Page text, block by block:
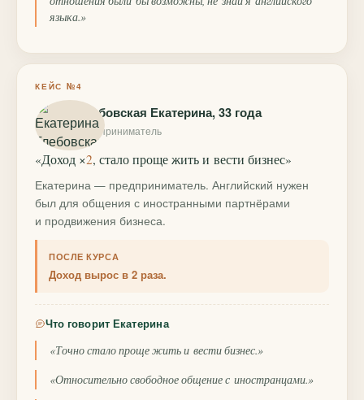
языка.»
КЕЙС №4
Глебовская Екатерина, 33 года
предприниматель
«Доход ×2, стало проще жить и вести бизнес»
Екатерина — предприниматель. Английский нужен
был для общения с иностранными партнёрами
и продвижения бизнеса.
ПОСЛЕ КУРСА
Доход вырос в 2 раза.
Что говорит Екатерина
«Точно стало проще жить и вести бизнес.»
«Относительно свободное общение с иностранцами.»